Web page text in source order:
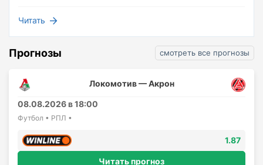
Читать
Прогнозы смотреть все прогнозы
Локомотив — Акрон
08.08.2026 в 18:00
Футбол • РПЛ •
1.87
Читать прогноз